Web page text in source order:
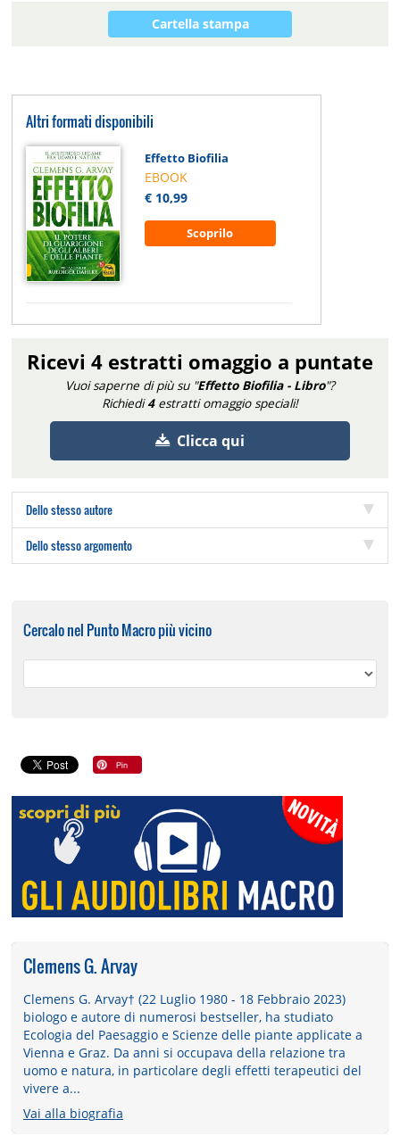
Cartella stampa
Altri formati disponibili
Effetto Biofilia
EBOOK
€ 10,99
Scoprilo
Ricevi 4 estratti omaggio a puntate
Vuoi saperne di più su "Effetto Biofilia - Libro"?
Richiedi4estratti omaggio speciali!
Clicca qui
Dello stesso autore
Dello stesso argomento
Cercalo nel Punto Macro più vicino
Clemens G. Arvay
Clemens G. Arvay† (22 Luglio 1980 - 18 Febbraio 2023)
biologo e autore di numerosi bestseller, ha studiato
Ecologia del Paesaggio e Scienze delle piante applicate a
Vienna e Graz. Da anni si occupava della relazione tra
uomo e natura, in particolare degli effetti terapeutici del
vivere a...
Vai alla biografia